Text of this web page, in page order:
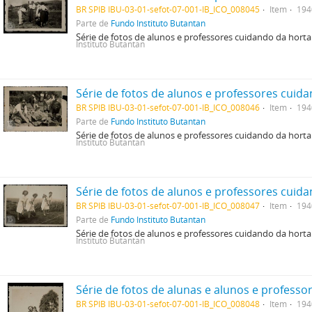
BR SPIB IBU-03-01-sefot-07-001-IB_ICO_008045 Item
Parte de Fundo Instituto Butantan
Série de fotos de alunos e professores cuidando da
Instituto Butantan
BR SPIB IBU-03-01-sefot-07-001-IB_ICO_008046 Item
Parte de Fundo Instituto Butantan
Série de fotos de alunos e professores cuidando da
Instituto Butantan
BR SPIB IBU-03-01-sefot-07-001-IB_ICO_008047 Item
Parte de Fundo Instituto Butantan
Série de fotos de alunos e professores cuidando da
Instituto Butantan
BR SPIB IBU-03-01-sefot-07-001-IB_ICO_008048 Item